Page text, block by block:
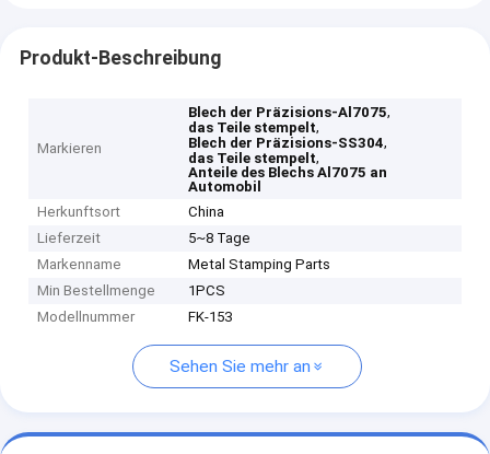
Produkt-Beschreibung
Markieren
Blech der Präzisions-Al7075,
das Teile stempelt,
Blech der Präzisions-SS304,
das Teile stempelt,
Anteile des Blechs Al7075 an
Automobil
Herkunftsort
China
Lieferzeit
5~8 Tage
Markenname
Metal Stamping Parts
Min Bestellmenge
1PCS
Modellnummer
FK-153
Sehen Sie mehr an